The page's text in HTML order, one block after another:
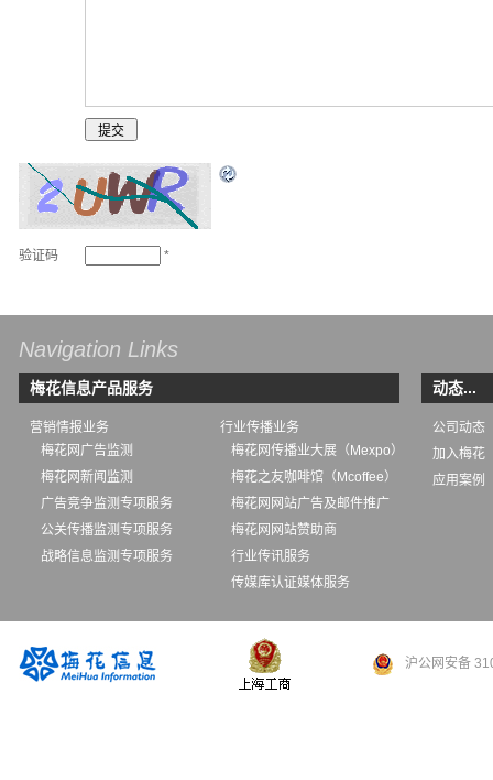
验证码 *
Navigation Links
梅花信息产品服务
营销情报业务
梅花网广告监测
梅花网新闻监测
广告竞争监测专项服务
公关传播监测专项服务
战略信息监测专项服务
行业传播业务
梅花网传播业大展（Mexpo）
梅花之友咖啡馆（Mcoffee）
梅花网网站广告及邮件推广
梅花网网站赞助商
行业传讯服务
传媒库认证媒体服务
动态...
公司动态
加入梅花
应用案例
沪公网安备